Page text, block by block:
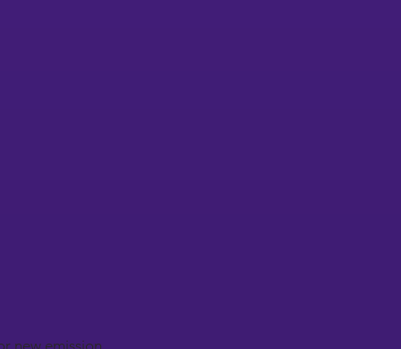
new emission